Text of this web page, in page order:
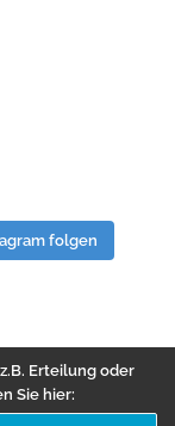
folgen
Erteilung oder
Sie hier: